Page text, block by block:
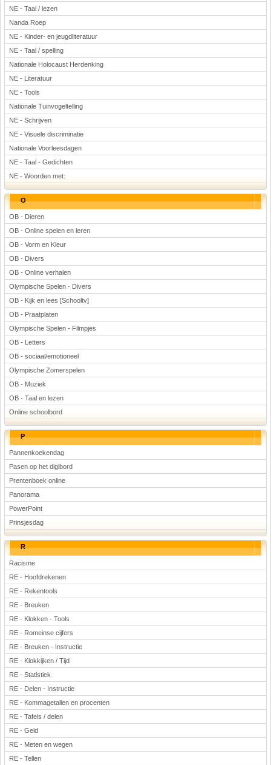
NE - Taal / lezen
Nanda Roep
NE - Kinder- en jeugdliteratuur
NE - Taal / spelling
Nationale Holocaust Herdenking
NE - Literatuur
NE - Tools
Nationale Tuinvogeltelling
NE - Schrijven
NE - Visuele discriminatie
Nationale Voorleesdagen
NE - Taal - Gedichten
NE - Woorden met:
O
OB - Dieren
OB - Online spelen en leren
OB - Vorm en Kleur
OB - Divers
OB - Online verhalen
Olympische Spelen - Divers
OB - Kijk en lees [Schooltv]
OB - Praatplaten
Olympische Spelen - Filmpjes
OB - Letters
OB - sociaal/emotioneel
Olympische Zomerspelen
OB - Muziek
OB - Taal en lezen
Online schoolbord
P
Pannenkoekendag
Pasen op het digibord
Prentenboek online
Panorama
PowerPoint
Prinsjesdag
R
Racisme
RE - Hoofdrekenen
RE - Rekentools
RE - Breuken
RE - Klokken - Tools
RE - Romeinse cijfers
RE - Breuken - Instructie
RE - Klokkijken / Tijd
RE - Statistiek
RE - Delen - Instructie
RE - Kommagetallen en procenten
RE - Tafels / delen
RE - Geld
RE - Meten en wegen
RE - Tellen